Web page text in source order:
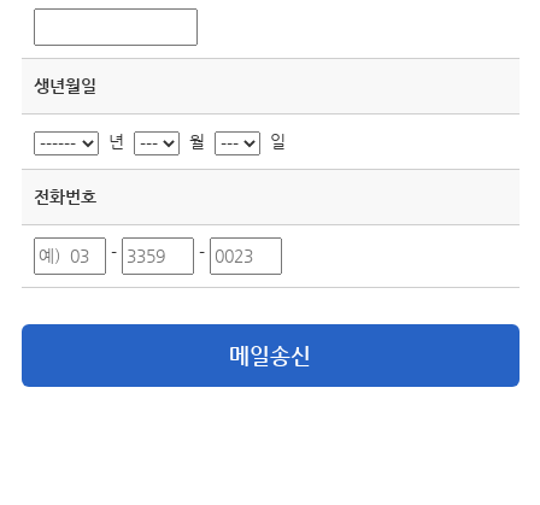
생년월일
년 월 일
전화번호
- -
메일송신